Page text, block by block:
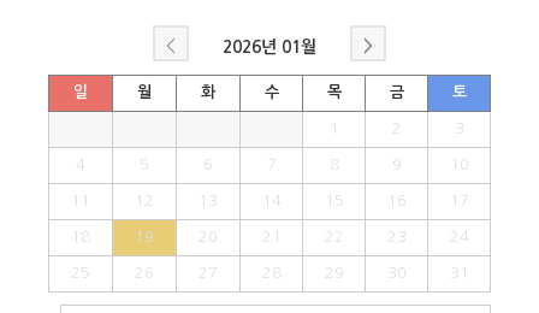
< 2026년 01월 >
일 월 화 수 목 금 토
1 2 3
4 5 6 7 8 9 10
11 12 13 14 15 16 17
18 19 20 21 22 23 24
25 26 27 28 29 30 31